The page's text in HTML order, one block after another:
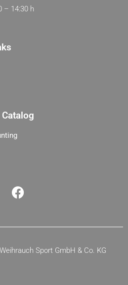
– 14:30 h
Sport GmbH & Co. KG